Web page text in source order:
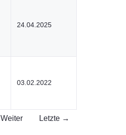
24.04.2025
03.02.2022
Weiter Letzte →